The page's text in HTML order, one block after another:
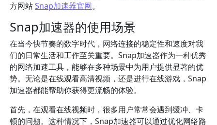
方网站Snap加速器官网。
Snap加速器的使用场景
在当今快节奏的数字时代，网络连接的稳定性和速度对我
们的日常生活和工作至关重要。Snap加速器作为一种优秀
的网络加速工具，能够在多种场景中为用户提供显著的优
势。无论是在线观看高清视频，还是进行在线游戏，Snap
加速器都能帮助你获得更流畅的体验。
首先，在观看在线视频时，很多用户常常会遇到缓冲、卡
顿的问题。这种情况下，Snap加速器可以通过优化网络路